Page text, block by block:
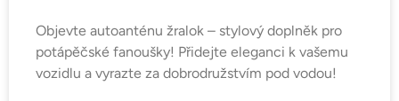
Objevte autoanténu žralok – stylový doplněk pro
potápěčské fanoušky! Přidejte eleganci k vašemu
vozidlu a vyrazte za dobrodružstvím pod vodou!